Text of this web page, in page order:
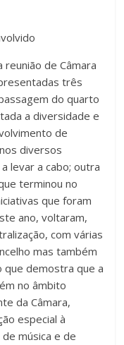
de Câmara
três
do quarto
a diversidade e
de
diversos
levar a cabo; outra
terminou no
que foram
ano, voltaram,
com várias
mas também
que demostra que a
no âmbito
da Câmara,
especial à
música e de